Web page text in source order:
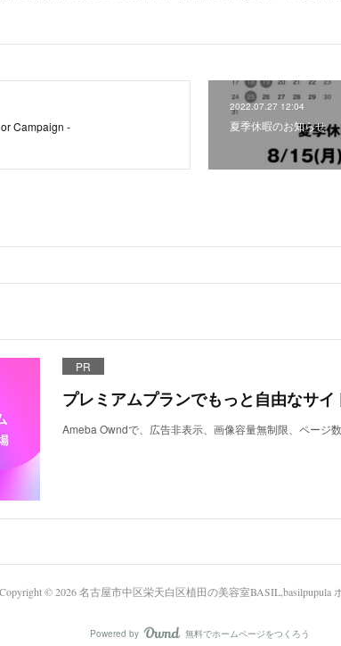
Campaign -
2022.07.27 12:04
夏季休暇のお知らせ
PR
プレミアムプランでもっと自由なサイ
Ameba Owndで、広告非表示、画像容量無制限、ページ
©2026 名古屋市中区栄天白区植田の美容室BASIL,basilpupula
Powered by AmebaOwnd
無料でホームページをつくろう